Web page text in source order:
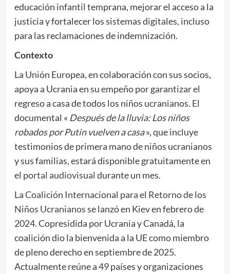
educación infantil temprana, mejorar el acceso a la
justicia y fortalecer los sistemas digitales, incluso
para las reclamaciones de indemnización.
Contexto
La Unión Europea, en colaboración con sus socios,
apoya a Ucrania en su empeño por garantizar el
regreso a casa de todos los niños ucranianos. El
documental « Después de la lluvia: Los niños
robados por Putin vuelven a casa», que incluye
testimonios de primera mano de niños ucranianos
y sus familias, estará disponible gratuitamente en
el portal audiovisual durante un mes.
LaCoalición Internacional para el Retorno de los
Niños Ucranianosse lanzó en Kiev en febrero de
2024. Copresidida por Ucrania y Canadá, la
coalición dio la bienvenida a la UE como miembro
de pleno derecho en septiembre de 2025.
Actualmente reúne a 49 países y organizaciones